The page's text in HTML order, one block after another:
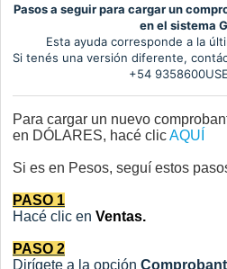
Pasos a seguir para cargar un
en el sistema
Esta ayuda corresponde a la
Si tenés una versión diferente,
+54
Para cargar un nuevo
en DÓLARES, hacé clicAQUÍ
Si es en Pesos, seguí estos
PASO 1
Hacé clic en Ventas.
PASO 2
Dirígete a la opción